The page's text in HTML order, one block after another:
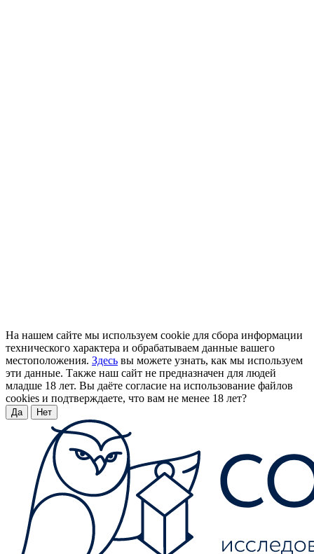
На нашем сайте мы используем cookie для сбора информации
технического характера и обрабатываем данные вашего
местоположения. Здесь вы можете узнать, как мы используем
эти данные. Также наш сайт не предназначен для людей
младше 18 лет. Вы даёте согласие на использование файлов
cookies и подтверждаете, что вам не менее 18 лет?
Да Нет